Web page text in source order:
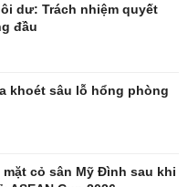
Doanh nghiệp 24h
Doanh nhân
Dinh dưỡng - món ngon
dư: Trách nhiệm quyết
đầu
khoét sâu lỗ hổng phòng
cỏ sân Mỹ Đình sau khi